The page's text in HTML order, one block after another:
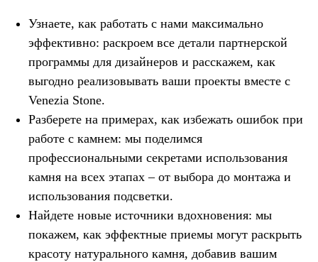
Узнаете, как работать с нами максимально
эффективно: раскроем все детали партнерской
программы для дизайнеров и расскажем, как
выгодно реализовывать ваши проекты вместе с
Venezia Stone.
Разберете на примерах, как избежать ошибок при
работе с камнем: мы поделимся
профессиональными секретами использования
камня на всех этапах – от выбора до монтажа и
использования подсветки.
Найдете новые источники вдохновения: мы
покажем, как эффектные приемы могут раскрыть
красоту натурального камня, добавив вашим